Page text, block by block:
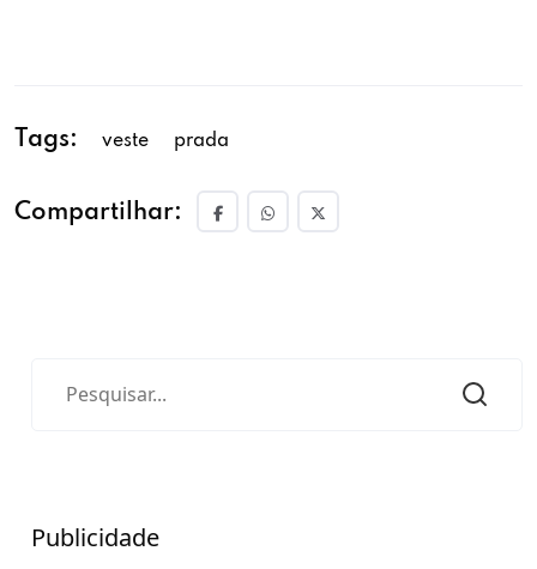
Tags: veste prada
Compartilhar:
Publicidade